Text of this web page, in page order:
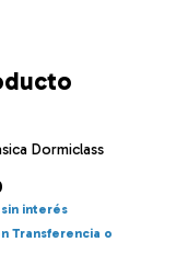
Dormiclass
sin interés
Transferencia o